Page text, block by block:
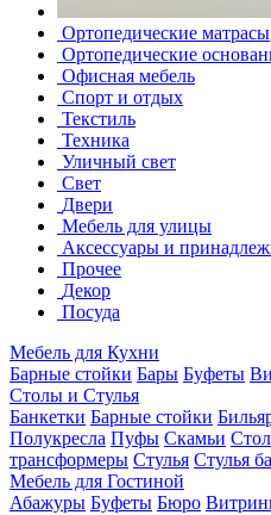
Ортопедические матрасы
Ортопедические
Офисная мебель
Спорт и отдых
Текстиль
Техника
Уличный свет
Свет
Двери
Мебель для улицы
Аксессуары и
Прочее
Декор
Посуда
Мебель для Кухни
Барные стойки Бары Буфеты
Столы и Стулья
Банкетки Барные стойки
Полукресла Пуфы Скамьи
трансформеры Стулья Стулья
Мебель для Гостиной
Абажуры Буфеты Бюро